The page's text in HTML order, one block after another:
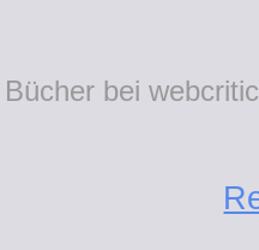
Bücher bei